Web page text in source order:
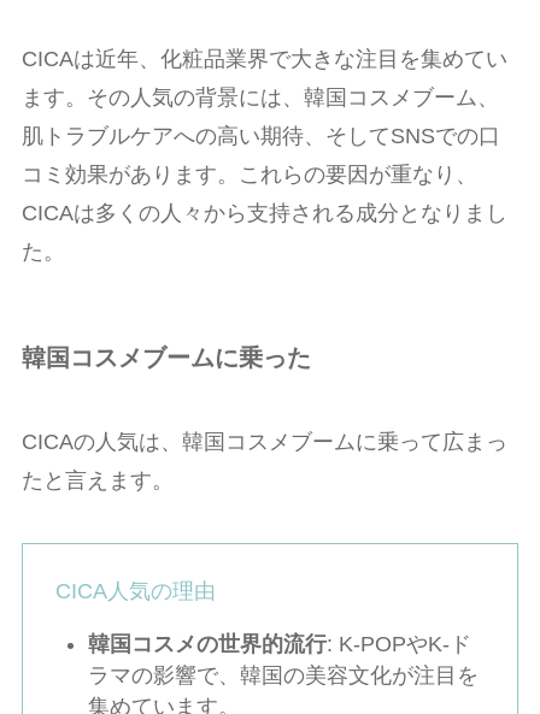
CICAは近年、化粧品業界で大きな注目を集めてい
ます。その人気の背景には、韓国コスメブーム、
肌トラブルケアへの高い期待、そしてSNSでの口
コミ効果があります。これらの要因が重なり、
CICAは多くの人々から支持される成分となりまし
た。
韓国コスメブームに乗った
CICAの人気は、韓国コスメブームに乗って広まっ
たと言えます。
CICA人気の理由
韓国コスメの世界的流行: K-POPやK-ド
ラマの影響で、韓国の美容文化が注目を
集めています。